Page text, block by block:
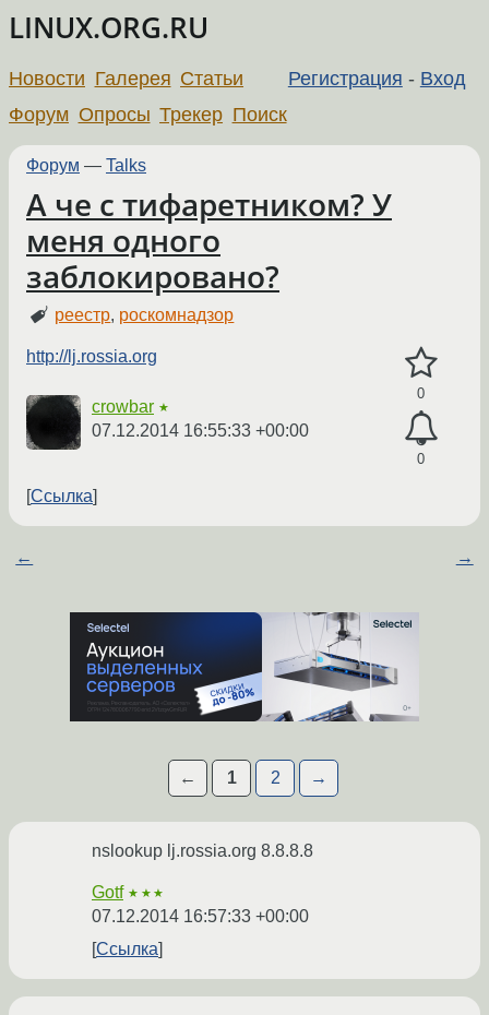
LINUX.ORG.RU
Регистрация - Вход
Новости Галерея Статьи
Форум Опросы Трекер Поиск
Форум — Talks
А че с тифаретником? У
меня одного
заблокировано?
реестр, роскомнадзор
0
0
http://lj.rossia.org
crowbar ★
07.12.2014 16:55:33 +00:00
Ссылка
← →
← 1 2 →
nslookup lj.rossia.org 8.8.8.8
Gotf ★★★
07.12.2014 16:57:33 +00:00
Ссылка